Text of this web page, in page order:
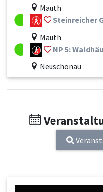
Mauth
Steinreicher
Mauth
NP 5:
Neuschönau